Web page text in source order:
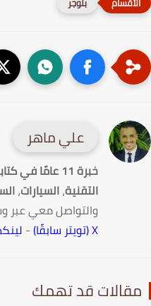
علي ماهر
خبرة 11 عامًا في كتابة المقالات
التقنية،السيارات،
والتواصل معي عبر
-لينكدإن
قد تهمك